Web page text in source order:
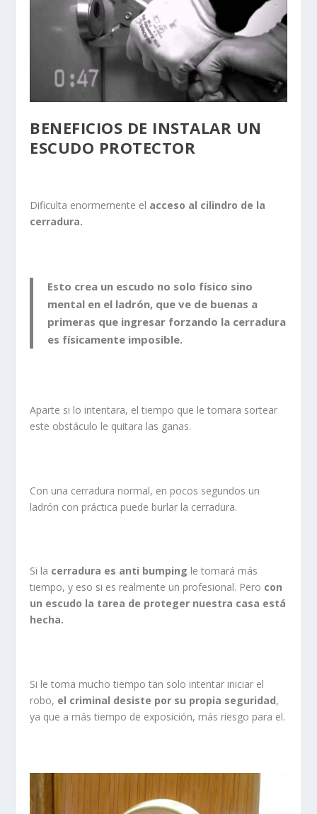
BENEFICIOS DE INSTALAR UN
ESCUDO PROTECTOR
Dificulta enormemente el acceso al cilindro de la
cerradura.
Esto crea un escudo no solo físico sino
mental en el ladrón, que ve de buenas a
primeras que ingresar forzando la cerradura
es físicamente imposible.
Aparte si lo intentara, el tiempo que le tomara sortear
este obstáculo le quitara las ganas.
Con una cerradura normal, en pocos segundos un
ladrón con práctica puede burlar la cerradura.
Si la cerradura es anti bumping le tomará más
tiempo, y eso si es realmente un profesional. Pero con
un escudo la tarea de proteger nuestra casa está
hecha.
Si le toma mucho tiempo tan solo intentar iniciar el
robo, el criminal desiste por su propia seguridad,
ya que a más tiempo de exposición, más riesgo para el.